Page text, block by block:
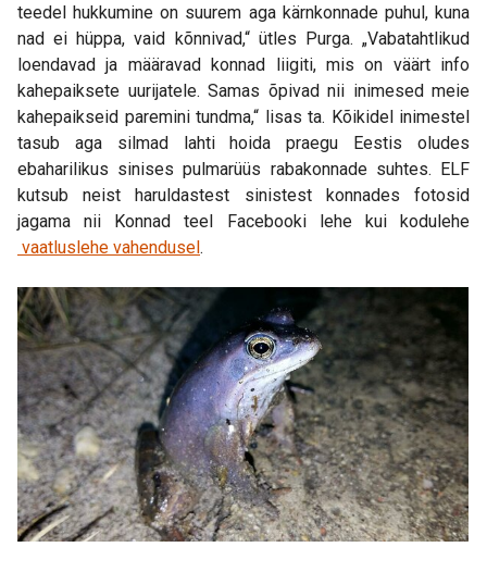
teedel hukkumine on suurem aga kärnkonnade puhul, kuna
nad ei hüppa, vaid kõnnivad,“ ütles Purga. „Vabatahtlikud
loendavad ja määravad konnad liigiti, mis on väärt info
kahepaiksete uurijatele. Samas õpivad nii inimesed meie
kahepaikseid paremini tundma,“ lisas ta. Kõikidel inimestel
tasub aga silmad lahti hoida praegu Eestis oludes
ebaharilikus sinises pulmarüüs rabakonnade suhtes. ELF
kutsub neist haruldastest sinistest konnades fotosid
jagama nii Konnad teel Facebooki lehe kui kodulehe
vaatluslehe vahendusel.